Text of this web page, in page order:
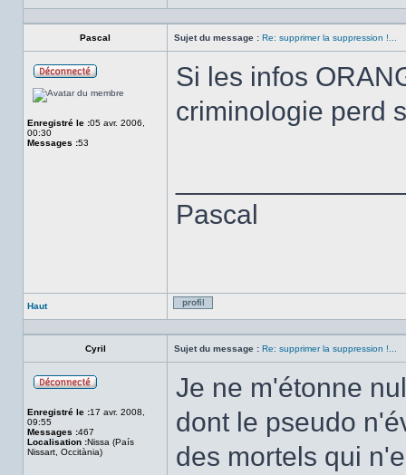
Profil
Pascal Sujet du message : Re: supprimer la suppression !...
ligne
Enregistré le :05 avr. 2006,
00:30
Messages :53
Si les infos
criminologie perd
Pascal
Haut
Profil
Cyril Sujet du message : Re: supprimer la suppression !...
Enregistré le :17 avr. 2008,
09:55
Messages :467
Localisation :Nissa (País
Nissart, Occitània)
Je ne m'étonne
dont le pseudo
des mortels qui